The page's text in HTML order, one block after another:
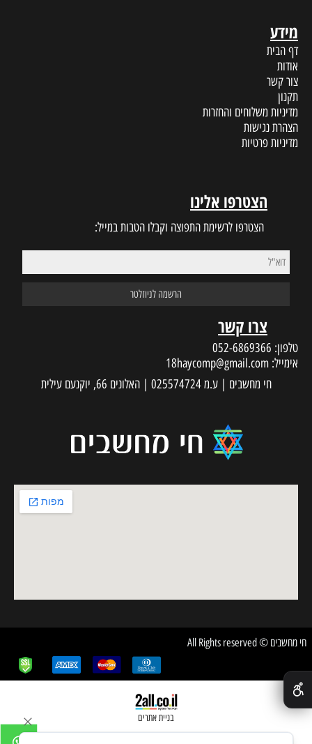
מידע
דף הבית
אודות
צור קשר
תקנון
מדיניות משלוחים והחזרות
הצהרת נגישות
מדיניות פרטיות
הצטרפו אלינו
הצטרפו לרשימת התפוצה וקבלו הטבות במייל:
צרו קשר
טלפון: 052-6869366
אימייל: 18haycomp@gmail.com
חי מחשבים | ע.מ 025574724 | האלונים 66, יוקנעם עילית
חי מחשבים © All Rights reserved
בניית אתרים